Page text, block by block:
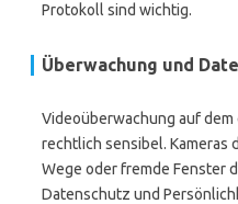
Protokoll sind wichtig.
Überwachung und
Videoüberwachung auf
rechtlich sensibel.
Wege oder fremde Fenster
Datenschutz und